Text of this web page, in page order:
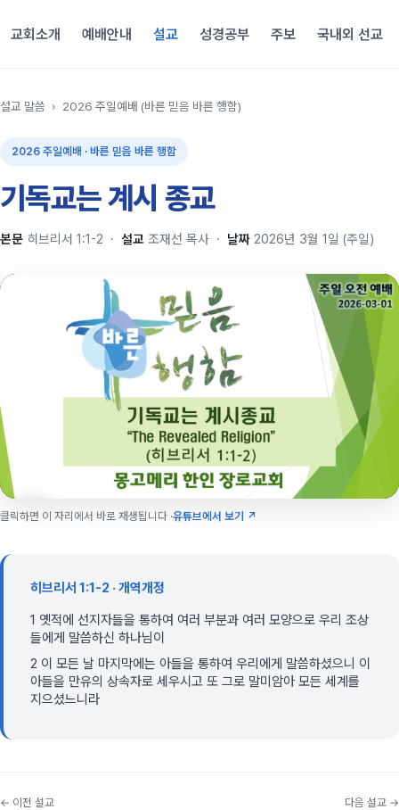
교회소개 예배안내 설교 성경공부 주보 국내외 선교
설교 말씀 › 2026 주일예배 (바른 믿음 바른 행함)
2026 주일예배 · 바른 믿음 바른 행함
기독교는 계시 종교
본문 히브리서 1:1-2 · 설교 조재선 목사 · 날짜 2026년 3월 1일 (주일)
클릭하면 이 자리에서 바로 재생됩니다 ·유튜브에서 보기 ↗
히브리서 1:1-2 · 개역개정
1 옛적에 선지자들을 통하여 여러 부분과 여러 모양으로 우리 조상
들에게 말씀하신 하나님이
2 이 모든 날 마지막에는 아들을 통하여 우리에게 말씀하셨으니 이
아들을 만유의 상속자로 세우시고 또 그로 말미암아 모든 세계를
지으셨느니라
← 이전 설교 다음 설교 →